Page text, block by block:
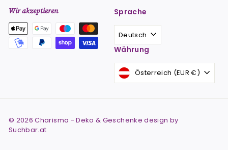
Wir akzeptieren Sprache
Deutsch
Währung
Österreich (EUR €)
© 2026 Charisma - Deko & Geschenke design by
Suchbar.at